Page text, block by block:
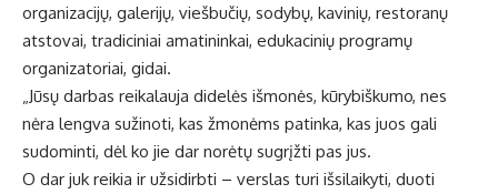
organizacijų, galerijų, viešbučių, sodybų, kavinių, restoranų
atstovai, tradiciniai amatininkai, edukacinių programų
organizatoriai, gidai.
„Jūsų darbas reikalauja didelės išmonės, kūrybiškumo, nes
nėra lengva sužinoti, kas žmonėms patinka, kas juos gali
sudominti, dėl ko jie dar norėtų sugrįžti pas jus.
O dar juk reikia ir užsidirbti – verslas turi išsilaikyti, duoti